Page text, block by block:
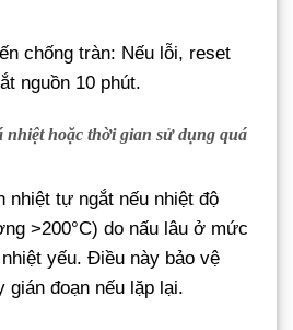
chống tràn: Nếu lỗi, reset
nguồn 10 phút.
nhiệt hoặc thời gian sử dụng quá
nhiệt tự ngắt nếu nhiệt độ
>200°C) do nấu lâu ở mức
yếu. Điều này bảo vệ
gián đoạn nếu lặp lại.